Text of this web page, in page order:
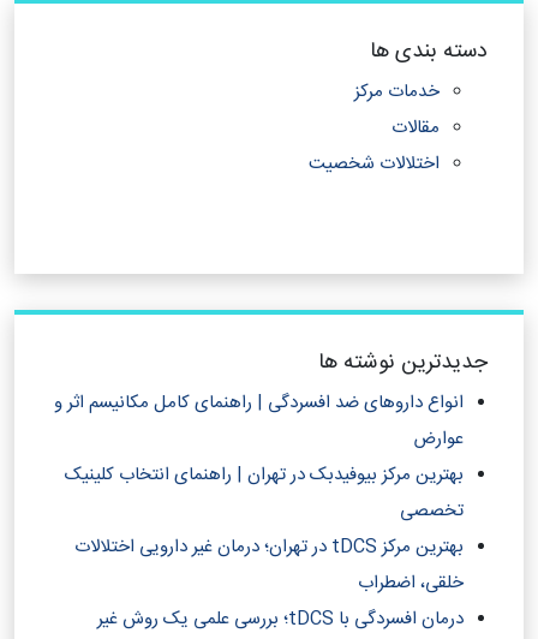
دسته بندی ها
خدمات مرکز
مقالات
اختلالات شخصیت
جدیدترین نوشته ها
انواع داروهای ضد افسردگی | راهنمای کامل مکانیسم اثر و
عوارض
بهترین مرکز بیوفیدبک در تهران | راهنمای انتخاب کلینیک
تخصصی
بهترین مرکز tDCS در تهران؛ درمان غیر دارویی اختلالات
خلقی، اضطراب
درمان افسردگی با tDCS؛ بررسی علمی یک روش غیر